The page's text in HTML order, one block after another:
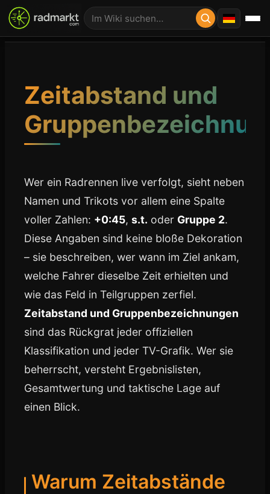
Zeitabstand und
Wer ein Radrennen live verfolgt, sieht neben
Namen und Trikots vor allem eine Spalte
voller Zahlen: +0:45, s.t. oder Gruppe 2.
Diese Angaben sind keine bloße Dekoration
– sie beschreiben, wer wann im Ziel ankam,
welche Fahrer dieselbe Zeit erhielten und
wie das Feld in Teilgruppen zerfiel.
Zeitabstand und Gruppenbezeichnungen
sind das Rückgrat jeder offiziellen
Klassifikation und jeder TV-Grafik. Wer sie
beherrscht, versteht Ergebnislisten,
Gesamtwertung und taktische Lage auf
einen Blick.
Warum Zeitabstände